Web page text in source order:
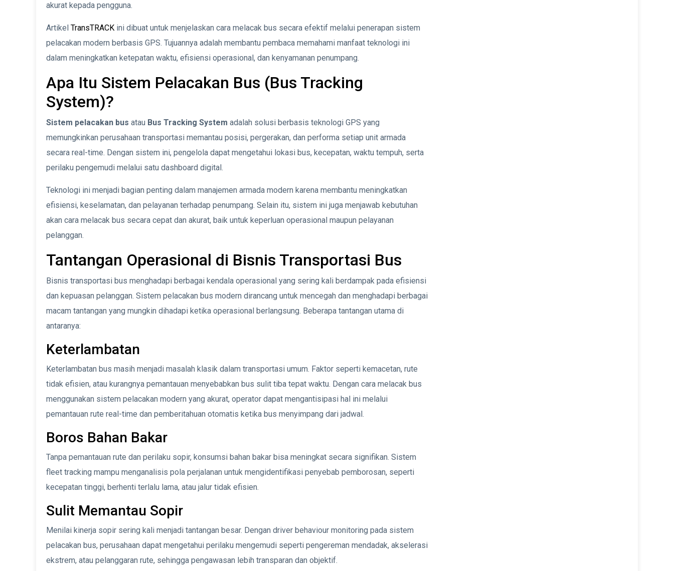
akurat kepada pengguna.
Artikel TransTRACK ini dibuat untuk menjelaskan cara melacak bus secara efektif melalui penerapan sistem
pelacakan modern berbasis GPS. Tujuannya adalah membantu pembaca memahami manfaat teknologi ini
dalam meningkatkan ketepatan waktu, efisiensi operasional, dan kenyamanan penumpang.
Apa Itu Sistem Pelacakan Bus (Bus Tracking
System)?
Sistem pelacakan bus atau Bus Tracking System adalah solusi berbasis teknologi GPS yang
memungkinkan perusahaan transportasi memantau posisi, pergerakan, dan performa setiap unit armada
secara real-time. Dengan sistem ini, pengelola dapat mengetahui lokasi bus, kecepatan, waktu tempuh, serta
perilaku pengemudi melalui satu dashboard digital.
Teknologi ini menjadi bagian penting dalam manajemen armada modern karena membantu meningkatkan
efisiensi, keselamatan, dan pelayanan terhadap penumpang. Selain itu, sistem ini juga menjawab kebutuhan
akan cara melacak bus secara cepat dan akurat, baik untuk keperluan operasional maupun pelayanan
pelanggan.
Tantangan Operasional di Bisnis Transportasi Bus
Bisnis transportasi bus menghadapi berbagai kendala operasional yang sering kali berdampak pada efisiensi
dan kepuasan pelanggan. Sistem pelacakan bus modern dirancang untuk mencegah dan menghadapi berbagai
macam tantangan yang mungkin dihadapi ketika operasional berlangsung. Beberapa tantangan utama di
antaranya:
Keterlambatan
Keterlambatan bus masih menjadi masalah klasik dalam transportasi umum. Faktor seperti kemacetan, rute
tidak efisien, atau kurangnya pemantauan menyebabkan bus sulit tiba tepat waktu. Dengan cara melacak bus
menggunakan sistem pelacakan modern yang akurat, operator dapat mengantisipasi hal ini melalui
pemantauan rute real-time dan pemberitahuan otomatis ketika bus menyimpang dari jadwal.
Boros Bahan Bakar
Tanpa pemantauan rute dan perilaku sopir, konsumsi bahan bakar bisa meningkat secara signifikan. Sistem
fleet tracking mampu menganalisis pola perjalanan untuk mengidentifikasi penyebab pemborosan, seperti
kecepatan tinggi, berhenti terlalu lama, atau jalur tidak efisien.
Sulit Memantau Sopir
Menilai kinerja sopir sering kali menjadi tantangan besar. Dengan driver behaviour monitoring pada sistem
pelacakan bus, perusahaan dapat mengetahui perilaku mengemudi seperti pengereman mendadak, akselerasi
ekstrem, atau pelanggaran rute, sehingga pengawasan lebih transparan dan objektif.